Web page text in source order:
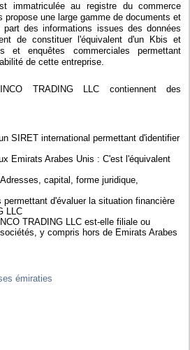
immatriculée au registre du commerce
propose une large gamme de documents et
des informations issues des données
de constituer l'équivalent d'un Kbis et
et enquêtes commerciales permettant
de cette entreprise.
TRADING LLC contiennent des
SIRET international permettant d'identifier
Emirats Arabes Unis : C'est l'équivalent
capital, forme juridique,
d'évaluer la situation financière
LLC
TRADING LLC est-elle filiale ou
y compris hors de Emirats Arabes
émiraties